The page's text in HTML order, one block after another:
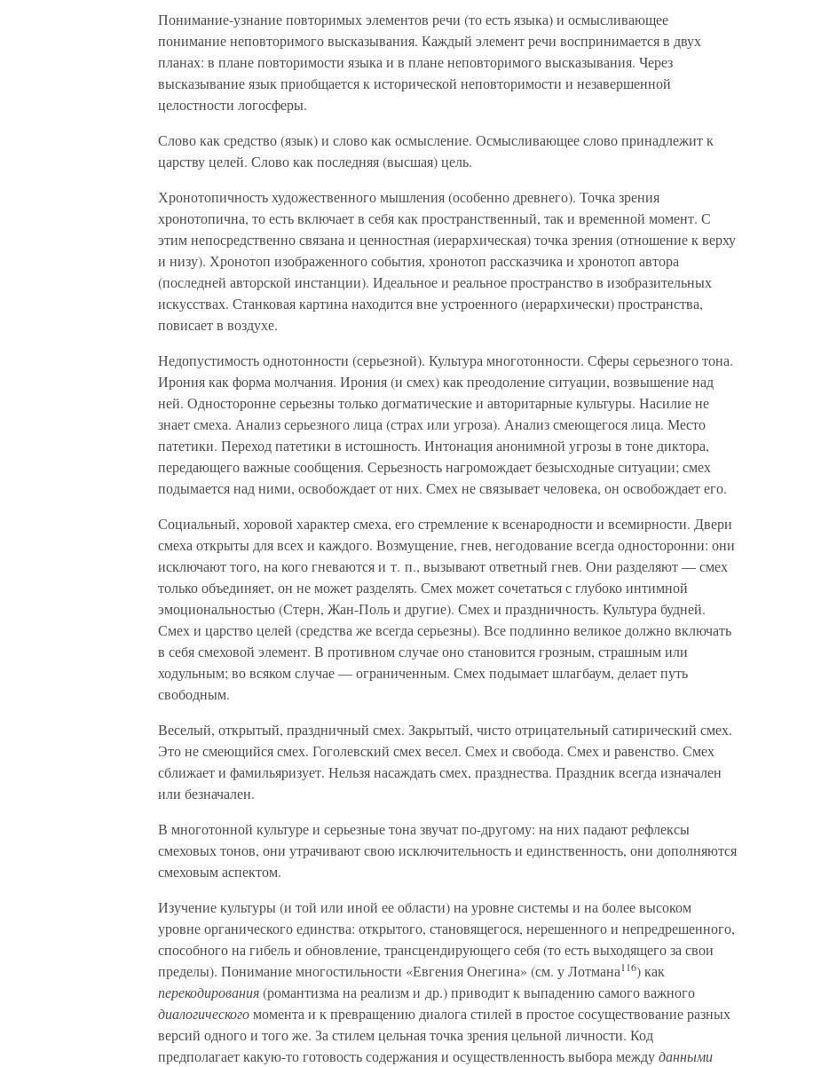
Понимание-узнание повторимых элементов речи (то есть языка) и осмысливающее
понимание неповторимого высказывания. Каждый элемент речи воспринимается в двух
планах: в плане повторимости языка и в плане неповторимого высказывания. Через
высказывание язык приобщается к исторической неповторимости и незавершенной
целостности логосферы.
Слово как средство (язык) и слово как осмысление. Осмысливающее слово принадлежит к
царству целей. Слово как последняя (высшая) цель.
Хронотопичность художественного мышления (особенно древнего). Точка зрения
хронотопична, то есть включает в себя как пространственный, так и временной момент. С
этим непосредственно связана и ценностная (иерархическая) точка зрения (отношение к верху
и низу). Хронотоп изображенного события, хронотоп рассказчика и хронотоп автора
(последней авторской инстанции). Идеальное и реальное пространство в изобразительных
искусствах. Станковая картина находится вне устроенного (иерархически) пространства,
повисает в воздухе.
Недопустимость однотонности (серьезной). Культура многотонности. Сферы серьезного тона.
Ирония как форма молчания. Ирония (и смех) как преодоление ситуации, возвышение над
ней. Односторонне серьезны только догматические и авторитарные культуры. Насилие не
знает смеха. Анализ серьезного лица (страх или угроза). Анализ смеющегося лица. Место
патетики. Переход патетики в истошность. Интонация анонимной угрозы в тоне диктора,
передающего важные сообщения. Серьезность нагромождает безысходные ситуации; смех
подымается над ними, освобождает от них. Смех не связывает человека, он освобождает его.
Социальный, хоровой характер смеха, его стремление к всенародности и всемирности. Двери
смеха открыты для всех и каждого. Возмущение, гнев, негодование всегда односторонни: они
исключают того, на кого гневаются и т. п., вызывают ответный гнев. Они разделяют — смех
только объединяет, он не может разделять. Смех может сочетаться с глубоко интимной
эмоциональностью (Стерн, Жан-Поль и другие). Смех и праздничность. Культура будней.
Смех и царство целей (средства же всегда серьезны). Все подлинно великое должно включать
в себя смеховой элемент. В противном случае оно становится грозным, страшным или
ходульным; во всяком случае — ограниченным. Смех подымает шлагбаум, делает путь
свободным.
Веселый, открытый, праздничный смех. Закрытый, чисто отрицательный сатирический смех.
Это не смеющийся смех. Гоголевский смех весел. Смех и свобода. Смех и равенство. Смех
сближает и фамильяризует. Нельзя насаждать смех, празднества. Праздник всегда изначален
или безначален.
В многотонной культуре и серьезные тона звучат по-другому: на них падают рефлексы
смеховых тонов, они утрачивают свою исключительность и единственность, они дополняются
смеховым аспектом.
Изучение культуры (и той или иной ее области) на уровне системы и на более высоком
уровне органического единства: открытого, становящегося, нерешенного и непредрешенного,
способного на гибель и обновление, трансцендирующего себя (то есть выходящего за свои
пределы). Понимание многостильности «Евгения Онегина» (см. у Лотмана116) как
перекодирования(романтизма на реализм и др.) приводит к выпадению самого важного
диалогическогомомента и к превращению диалога стилей в простое сосуществование разных
версий одного и того же. За стилем цельная точка зрения цельной личности. Код
предполагает какую-то готовость содержания и осуществленность выбора междуданными